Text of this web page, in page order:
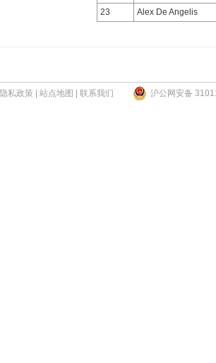
23
Alex De Angelis
隐私政策 站点地图 联系我们 沪公网安备